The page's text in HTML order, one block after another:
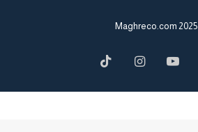
2025 Maghreco.com
Facebook
YouTube
Instagram